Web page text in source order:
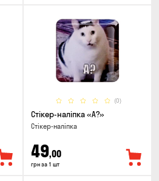
(0)
Стікер-наліпка «А?»
Стікер-наліпка
49,00
грн за 1 шт